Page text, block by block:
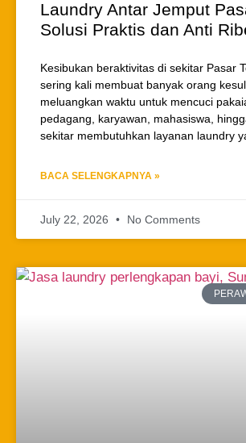
Laundry Antar Jemput
Solusi Praktis dan Anti
Kesibukan beraktivitas di sekitar Pasar
sering kali membuat banyak orang
meluangkan waktu untuk mencuci
pedagang, karyawan, mahasiswa,
sekitar membutuhkan layanan laundry
BACA SELENGKAPNYA »
July 22, 2026 No Comments